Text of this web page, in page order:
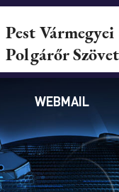
Pest Vármegyei
Polgárőr
WEBMAIL